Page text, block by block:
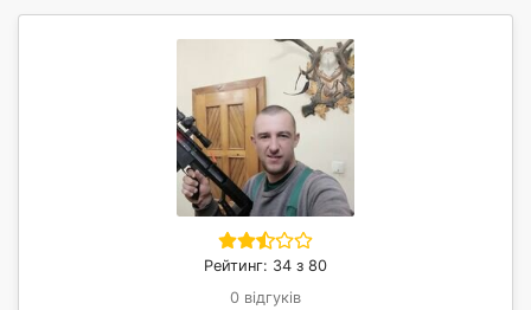
Рейтинг: 34 з 80
0 відгуків